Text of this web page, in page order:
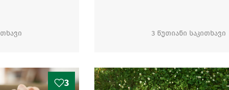
3 წუთიანი საკითხავი
3